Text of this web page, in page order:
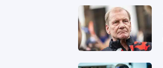
Twitter
Whatsapp